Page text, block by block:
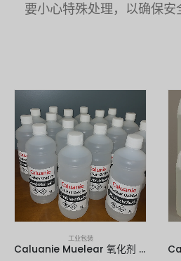
要小心特殊处理，以确保安
工业包装
Caluanie Muelear 氧化剂 1 升